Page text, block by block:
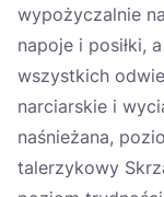
wypożyczalnie
napoje i posiłki,
wszystkich
narciarskie i
naśnieżana,
talerzykowy